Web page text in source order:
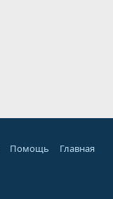
Помощь Главная